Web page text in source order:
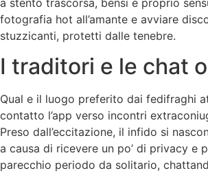
fotografia hot all’amante e avviare
stuzzicanti, protetti dalle tenebre.
I traditori e le chat
Qual e il luogo preferito dai fedifraghi
contatto l’app verso incontri
Preso dall’eccitazione, il infido si
a causa di ricevere un po’ di privacy e
parecchio periodo da solitario,